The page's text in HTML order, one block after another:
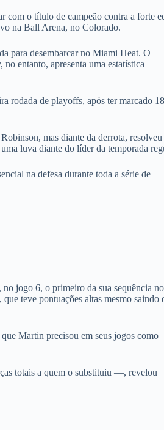
com o título de campeão contra a forte
na Ball Arena, no Colorado.
para desembarcar no Miami Heat. O
entanto, apresenta uma estatística
rodada de playoffs, após ter marcado
mas diante da derrota, resolveu
luva diante do líder da temporada
na defesa durante toda a série de
no jogo 6, o primeiro da sua sequência no
teve pontuações altas mesmo saindo
Martin precisou em seus jogos como
totais a quem o substituiu —, revelou